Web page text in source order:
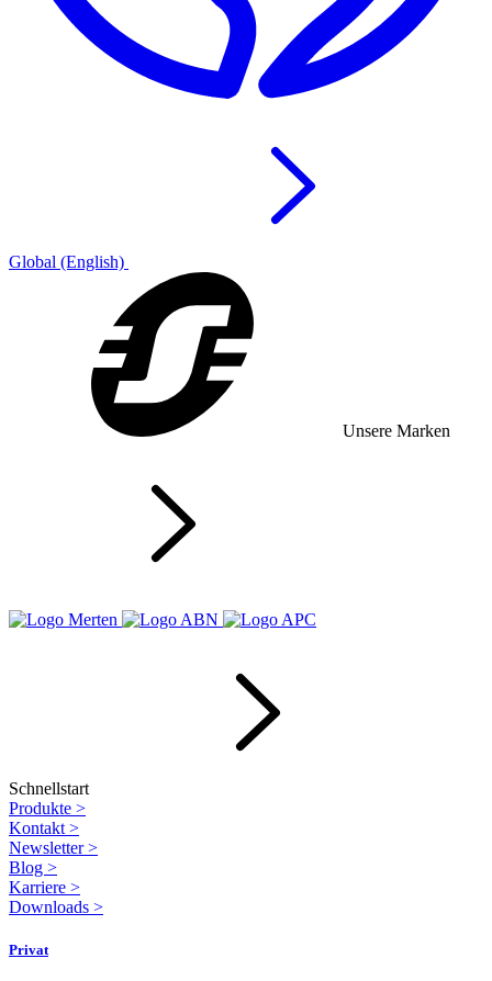
Global (English)
Unsere Marken
Schnellstart
Produkte >
Kontakt >
Newsletter>
Blog >
Karriere >
Downloads >
Privat